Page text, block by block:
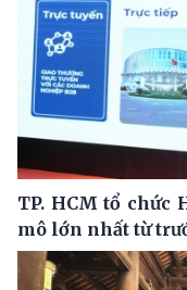
TP. HCM tổ chức
mô lớn nhất từ